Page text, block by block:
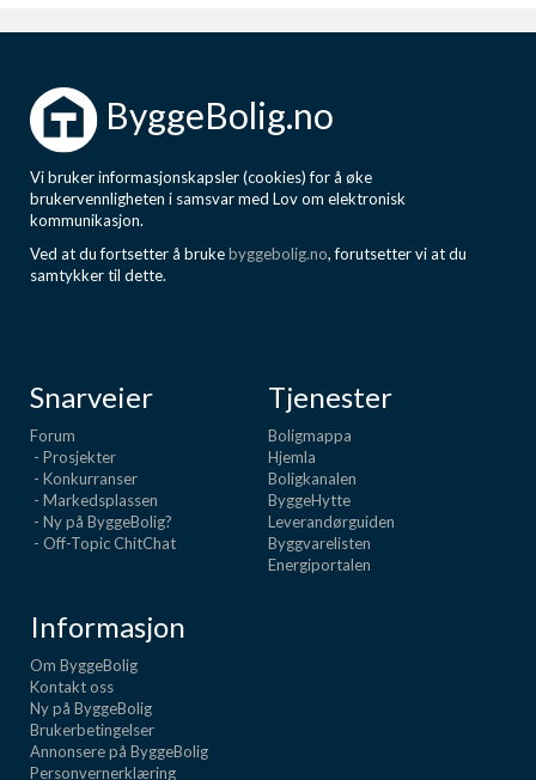
ByggeBolig.no
Vi bruker informasjonskapsler (cookies) for å øke
brukervennligheten i samsvar med Lov om elektronisk
kommunikasjon.
Ved at du fortsetter å brukebyggebolig.no, forutsetter vi at du
samtykker til dette.
Snarveier
Forum
- Prosjekter
- Konkurranser
- Markedsplassen
- Ny på ByggeBolig?
- Off-Topic ChitChat
Tjenester
Boligmappa
Hjemla
Boligkanalen
ByggeHytte
Leverandørguiden
Byggvarelisten
Energiportalen
Informasjon
Om ByggeBolig
Kontakt oss
Ny på ByggeBolig
Brukerbetingelser
Annonsere på ByggeBolig
Personvernerklæring